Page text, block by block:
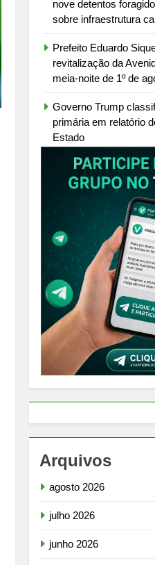
nove detentos
sobre infraestrutura
Prefeito Eduardo
revitalização da
meia-noite de 1º de
Governo Trump
primária em relatório
Estado
Arquivos
agosto 2026
julho 2026
junho 2026